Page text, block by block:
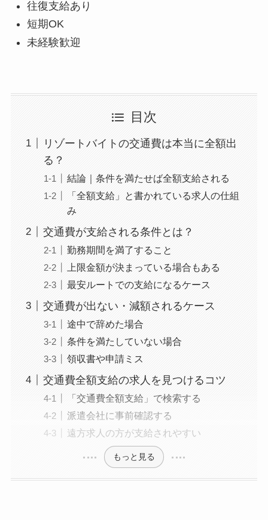
往復支給あり
短期OK
未経験歓迎
目次
リゾートバイトの交通費は本当に全額出
る？
結論｜条件を満たせば全額支給される
「全額支給」と書かれている求人の仕組
み
交通費が支給される条件とは？
勤務期間を満了すること
上限金額が決まっている場合もある
最安ルートでの支給になるケース
交通費が出ない・減額されるケース
途中で辞めた場合
条件を満たしていない場合
領収書や申請ミス
交通費全額支給の求人を見つけるコツ
「交通費全額支給」で検索する
派遣会社に事前確認する
遠方求人の方が支給されやすい
もっと見る